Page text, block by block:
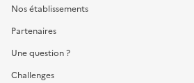
Nos établissements
Partenaires
Une question ?
Challenges